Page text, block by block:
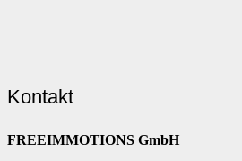
Kontakt
FREEIMMOTIONS GmbH